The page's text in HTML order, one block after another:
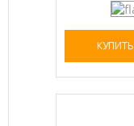
КУПИТЬ